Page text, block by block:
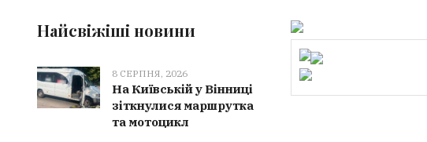
Найсвіжіші новини
8 СЕРПНЯ, 2026
На Київській у Вінниці
зіткнулися маршрутка
та мотоцикл